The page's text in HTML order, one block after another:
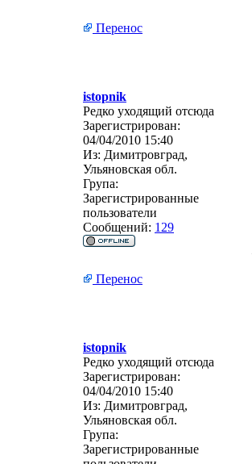
Перенос
istopnik
Редко уходящий отсюда
Зарегистрирован:
04/04/2010 15:40
Из: Димитровград,
Ульяновская обл.
Група:
Зарегистрированные
пользователи
Сообщений: 129
Перенос
istopnik
Редко уходящий отсюда
Зарегистрирован:
04/04/2010 15:40
Из: Димитровград,
Ульяновская обл.
Група:
Зарегистрированные